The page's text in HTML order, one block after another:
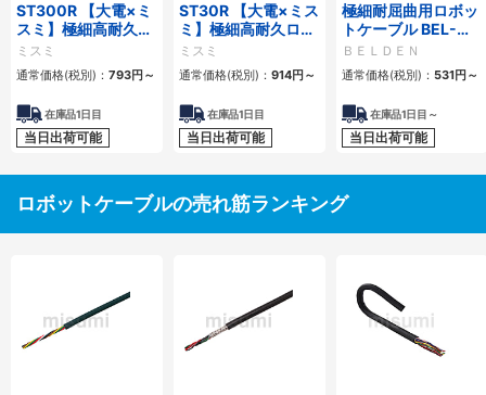
ST300R 【大電×ミ
スミ】極細高耐久ロ
ボットケーブル（シ
ールド無・有）
ミスミ
通常価格(税別)： 793円 ～
在庫品1日目
当日出荷可能
ST30R 【大電×ミス
ミ】極細高耐久ロボ
ットケーブル（シー
ルド無・有）
ミスミ
通常価格(税別)： 914円 ～
在庫品1日目
当日出荷可能
極細耐屈曲用ロボッ
トケーブル BEL-
RBT 20276シリー
ズ UL／CE シールド
有・無
ＢＥＬＤＥＮ
通常価格(税別)： 531円 ～
在庫品1日目～
当日出荷可能
ロボットケーブルの売れ筋ランキング